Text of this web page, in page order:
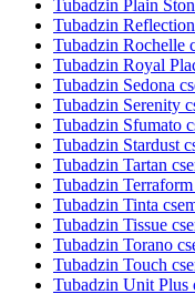
Tubadzin Plain
Tubadzin
Tubadzin Rochelle
Tubadzin Royal
Tubadzin Sedona
Tubadzin Serenity
Tubadzin Sfumato
Tubadzin Stardust
Tubadzin Tartan
Tubadzin
Tubadzin Tinta
Tubadzin Tissue
Tubadzin Torano
Tubadzin Touch
Tubadzin Unit Plus